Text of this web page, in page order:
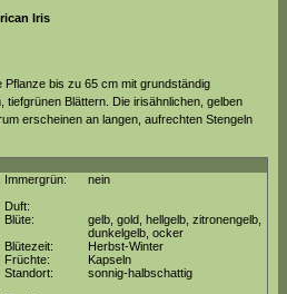
Iris
Pflanze bis zu 65 cm mit grundständig
tiefgrünen Blättern. Die irisähnlichen, gelben
erscheinen an langen, aufrechten Stengeln
Immergrün:
nein
Duft:
Blüte:
gelb, gold, hellgelb, zitronengelb,
dunkelgelb, ocker
Blütezeit:
Herbst-Winter
Früchte:
Kapseln
Standort:
sonnig-halbschattig